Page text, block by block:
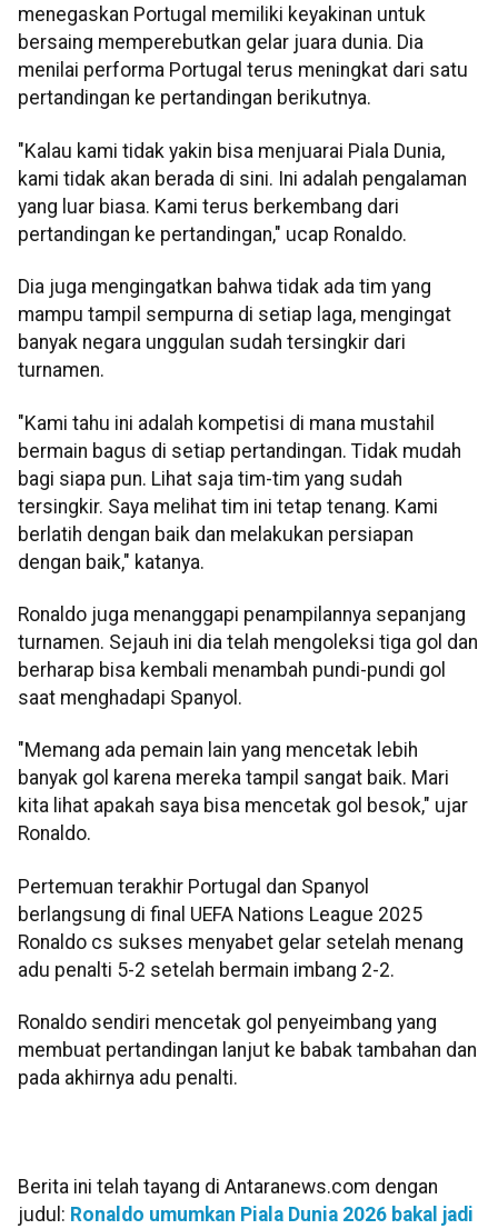
menegaskan Portugal memiliki keyakinan untuk
bersaing memperebutkan gelar juara dunia. Dia
menilai performa Portugal terus meningkat dari satu
pertandingan ke pertandingan berikutnya.
"Kalau kami tidak yakin bisa menjuarai Piala Dunia,
kami tidak akan berada di sini. Ini adalah pengalaman
yang luar biasa. Kami terus berkembang dari
pertandingan ke pertandingan," ucap Ronaldo.
Dia juga mengingatkan bahwa tidak ada tim yang
mampu tampil sempurna di setiap laga, mengingat
banyak negara unggulan sudah tersingkir dari
turnamen.
"Kami tahu ini adalah kompetisi di mana mustahil
bermain bagus di setiap pertandingan. Tidak mudah
bagi siapa pun. Lihat saja tim-tim yang sudah
tersingkir. Saya melihat tim ini tetap tenang. Kami
berlatih dengan baik dan melakukan persiapan
dengan baik," katanya.
Ronaldo juga menanggapi penampilannya sepanjang
turnamen. Sejauh ini dia telah mengoleksi tiga gol dan
berharap bisa kembali menambah pundi-pundi gol
saat menghadapi Spanyol.
"Memang ada pemain lain yang mencetak lebih
banyak gol karena mereka tampil sangat baik. Mari
kita lihat apakah saya bisa mencetak gol besok," ujar
Ronaldo.
Pertemuan terakhir Portugal dan Spanyol
berlangsung di final UEFA Nations League 2025
Ronaldo cs sukses menyabet gelar setelah menang
adu penalti 5-2 setelah bermain imbang 2-2.
Ronaldo sendiri mencetak gol penyeimbang yang
membuat pertandingan lanjut ke babak tambahan dan
pada akhirnya adu penalti.
Berita ini telah tayang di Antaranews.com dengan
judul: Ronaldo umumkan Piala Dunia 2026 bakal jadi